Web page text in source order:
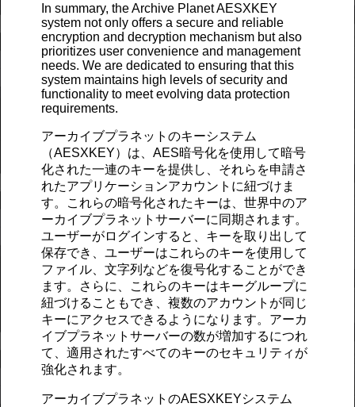
In summary, the Archive Planet AESXKEY
system not only offers a secure and reliable
encryption and decryption mechanism but also
prioritizes user convenience and management
needs. We are dedicated to ensuring that this
system maintains high levels of security and
functionality to meet evolving data protection
requirements.
アーカイブプラネットのキーシステム
（AESXKEY）は、AES暗号化を使用して暗号
化された一連のキーを提供し、それらを申請さ
れたアプリケーションアカウントに紐づけま
す。これらの暗号化されたキーは、世界中のア
ーカイブプラネットサーバーに同期されます。
ユーザーがログインすると、キーを取り出して
保存でき、ユーザーはこれらのキーを使用して
ファイル、文字列などを復号化することができ
ます。さらに、これらのキーはキーグループに
紐づけることもでき、複数のアカウントが同じ
キーにアクセスできるようになります。アーカ
イブプラネットサーバーの数が増加するにつれ
て、適用されたすべてのキーのセキュリティが
強化されます。
アーカイブプラネットのAESXKEYシステム